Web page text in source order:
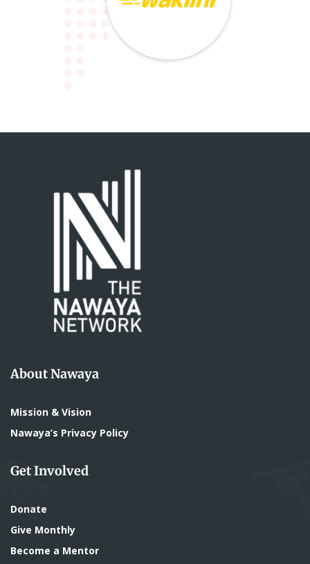
About Nawaya
Mission & Vision
Nawaya’s Privacy Policy
Get Involved
Donate
Give Monthly
Become a Mentor